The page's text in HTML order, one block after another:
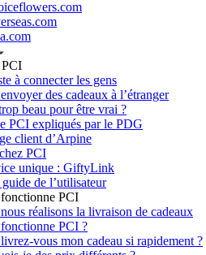
PCI
à connecter les gens
des cadeaux à l’étranger
beau pour être vrai ?
PCI expliqués par le PDG
client d’Arpine
PCI
unique : GiftyLink
de l’utilisateur
PCI
réalisons la livraison de cadeaux
PCI ?
vous mon cadeau si rapidement ?